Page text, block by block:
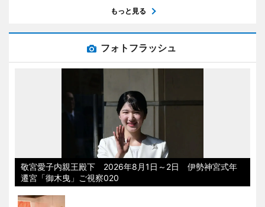
もっと見る
フォトフラッシュ
敬宮愛子内親王殿下 2026年8月1日～2日 伊勢神宮式年
遷宮「御木曳」ご視察020